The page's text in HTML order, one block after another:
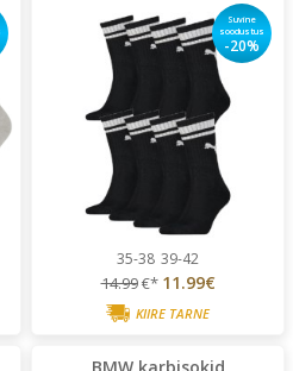
Suvine
soodustus
-20%
35-38 39-42
14.99€* 11.99€
KIIRE TARNE